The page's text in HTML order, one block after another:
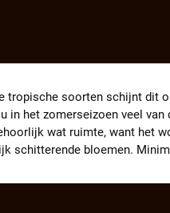
soorten schijnt dit
het zomerseizoen veel van
wat ruimte, want het
schitterende bloemen.